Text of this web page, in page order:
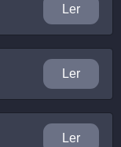
Ler
Ler
Ler